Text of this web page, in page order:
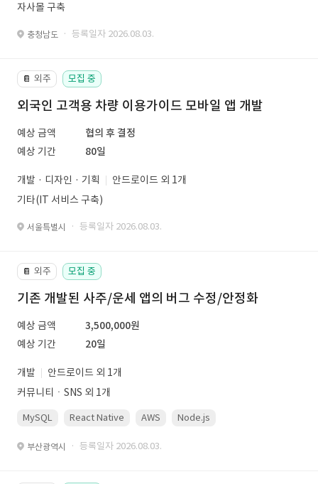
자사몰 구축
충청남도 · 등록일자 2026.08.03.
📔 외주 모집 중
외국인 고객용 차량 이용가이드 모바일 앱 개발
예상 금액
협의 후 결정
예상 기간
80일
개발 · 디자인 · 기획
안드로이드 외 1개
기타(IT 서비스 구축)
서울특별시 · 등록일자 2026.08.03.
📔 외주 모집 중
기존 개발된 사주/운세 앱의 버그 수정/안정화
예상 금액
3,500,000원
예상 기간
20일
개발
안드로이드 외 1개
커뮤니티ㆍSNS 외 1개
MySQL React Native AWS Node.js
부산광역시 · 등록일자 2026.08.03.